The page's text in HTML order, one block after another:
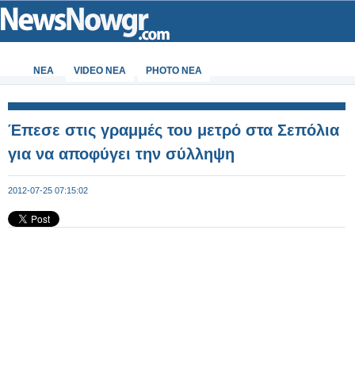
ΝΕΑ VIDEO NEA PHOTO NEA
Έπεσε στις γραμμές του μετρό στα Σεπόλια
για να αποφύγει την σύλληψη
2012-07-25 07:15:02